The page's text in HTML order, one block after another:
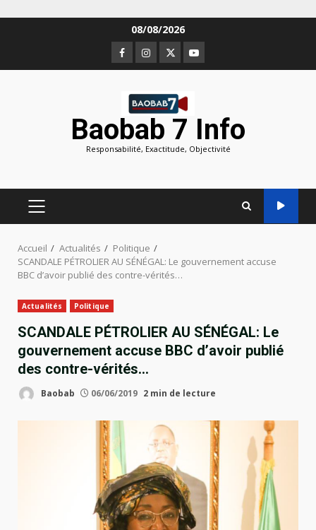
08/08/2026
Facebook
Instagram
TwitterYoutube
Baobab 7 Info
Responsabilité, Exactitude, Objectivité
MENU
PRINCIPAL
Accueil Actualités
Politique
SCANDALE PÉTROLIER AU SÉNÉGAL: Le gouvernement accuse
BBC d’avoir publié des contre-vérités…
Actualités Politique
SCANDALE PÉTROLIER AU SÉNÉGAL: Le
gouvernement accuse BBC d’avoir publié
des contre-vérités…
Baobab 06/06/2019 2 min de lecture